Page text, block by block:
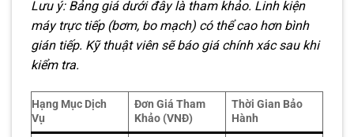
Lưu ý: Bảng giá dưới đây là tham khảo. Linh kiện
máy trực tiếp (bơm, bo mạch) có thể cao hơn bình
gián tiếp. Kỹ thuật viên sẽ báo giá chính xác sau khi
kiểm tra.
Hạng Mục Dịch
Vụ
Đơn Giá Tham
Khảo (VNĐ)
Thời Gian Bảo
Hành